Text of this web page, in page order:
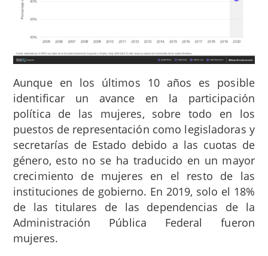
Aunqueen los últimos 10 años es posible
identificar un avance en la participación
política de las mujeres, sobre todo en los
puestos de representación como legisladoras y
secretarías de Estado debido a las cuotas de
género, esto no se ha traducido en un mayor
crecimiento de mujeres en el resto de las
instituciones de gobierno. En 2019, solo el 18%
de las titulares de las dependencias de la
Administración Pública Federal fueron
mujeres.